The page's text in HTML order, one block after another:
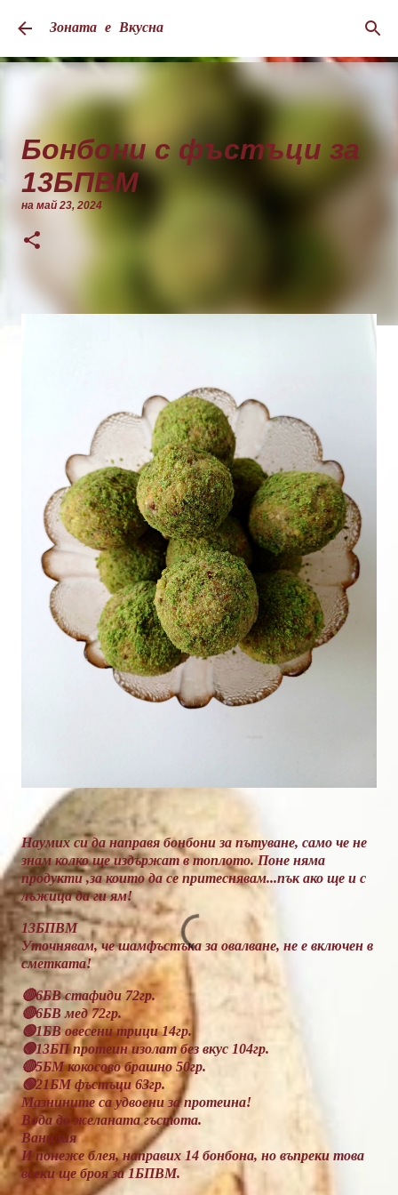
Пропускане към основното съдържание
Зоната е Вкусна
Бонбони с фъстъци за
13БПВМ
на май 23, 2024
Наумих си да направя бонбони за пътуване, само че не
знам колко ще издържат в топлото. Поне няма
продукти ,за които да се притеснявам...пък ако ще и с
лъжица да ги ям!
13БПВМ
Уточнявам, че шамфъстъка за овалване, не е включен в
сметката!
🔴6БВ стафиди 72гр.
🔴6БВ мед 72гр.
🟢1БВ овесени трици 14гр.
🟢13БП протеин изолат без вкус 104гр.
🔴5БМ кокосово брашно 50гр.
🟢21БМ фъстъци 63гр.
Мазнините са удвоени за протеина!
Вода до желаната гъстота.
Ванилия
И понеже блея, направих 14 бонбона, но въпреки това
всеки ще броя за 1БПВМ.